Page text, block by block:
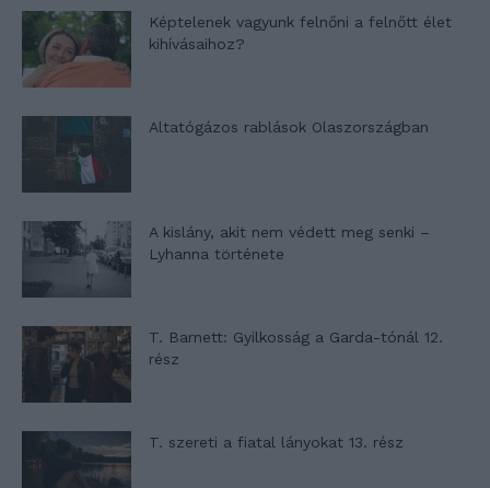
Képtelenek vagyunk felnőni a felnőtt élet
kihívásaihoz?
Altatógázos rablások Olaszországban
A kislány, akit nem védett meg senki –
Lyhanna története
T. Barnett: Gyilkosság a Garda-tónál 12.
rész
T. szereti a fiatal lányokat 13. rész